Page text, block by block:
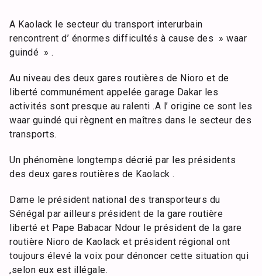
A Kaolack le secteur du transport interurbain
rencontrent d’ énormes difficultés à cause des » waar
guindé » .
Au niveau des deux gares routières de Nioro et de
liberté communément appelée garage Dakar les
activités sont presque au ralenti .A l’ origine ce sont les
waar guindé qui règnent en maîtres dans le secteur des
transports.
Un phénomène longtemps décrié par les présidents
des deux gares routières de Kaolack .
Dame le président national des transporteurs du
Sénégal par ailleurs président de la gare routière
liberté et Pape Babacar Ndour le président de la gare
routière Nioro de Kaolack et président régional ont
toujours élevé la voix pour dénoncer cette situation qui
,selon eux est illégale.